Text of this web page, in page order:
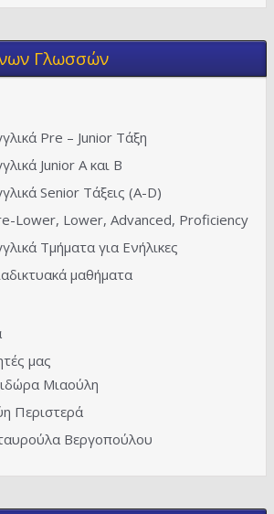
Γλωσσών
Pre – Junior Τάξη
Junior A και Β
Senior Τάξεις (Α-D)
Lower, Lower, Advanced, Proficiency
Τμήματα για Ενήλικες
μαθήματα
μας
Μιαούλη
Περιστερά
Βεργοπούλου